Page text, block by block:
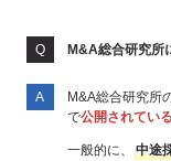
M&A総合研究所
M&A総合研究所
で公開されてい
一般的に、 中途